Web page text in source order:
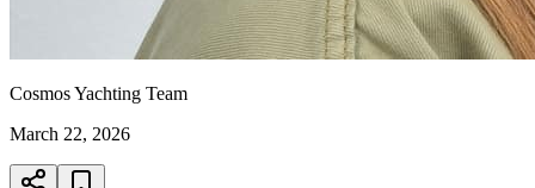
Cosmos Yachting Team
March 22, 2026